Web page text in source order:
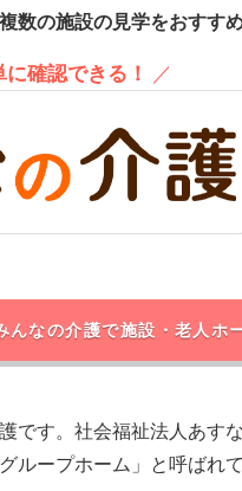
数の施設の見学をおすすめ
確認できる！ ／
んなの介護で施設・老人ホ
です。社会福祉法人あす
ループホーム」と呼ばれ